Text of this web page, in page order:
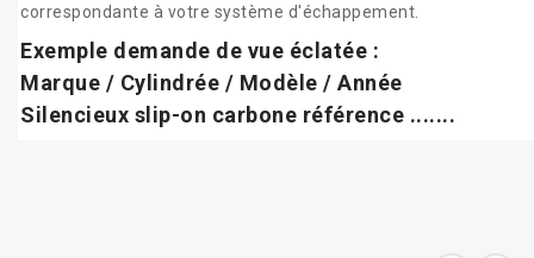
correspondante à votre système d'échappement.
Exemple demande de vue éclatée :
Marque / Cylindrée / Modèle / Année
Silencieux slip-on carbone référence .......